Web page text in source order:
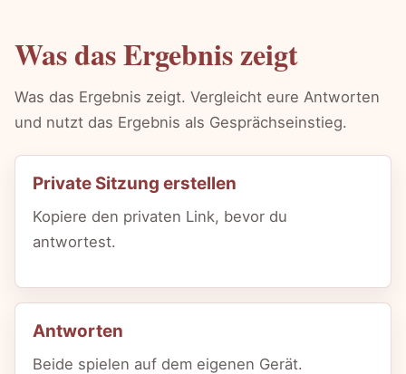
Was das Ergebnis zeigt
Was das Ergebnis zeigt. Vergleicht eure Antworten
und nutzt das Ergebnis als Gesprächseinstieg.
Private Sitzung erstellen
Kopiere den privaten Link, bevor du
antwortest.
Antworten
Beide spielen auf dem eigenen Gerät.